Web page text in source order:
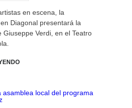
en escena, la
Diagonal presentará la
Giuseppe Verdi, en el Teatro